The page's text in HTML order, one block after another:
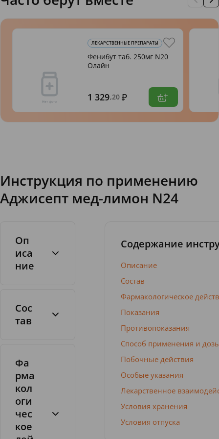
ЛЕКАРСТВЕННЫЕ ПРЕПАРАТЫ
Фенибут таб. 250мг N20
Олайн
1 329,20
Инструкция по применению
Аджисепт мед-лимон N24
Оп
иса
ние
Сос
тав
я
Фа
рма
кол
оги
чес
кое
Содержание
Описание
Состав
Фармакологическое
Показания
Противопоказания
Способ применения и
Побочные действия
Особые указания
Лекарственное
Условия хранения
Условия отпуска